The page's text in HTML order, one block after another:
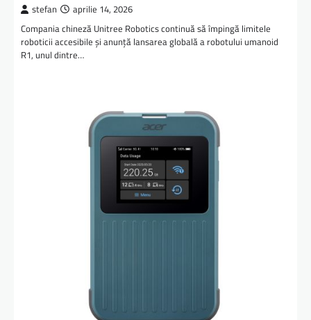
stefan aprilie 14, 2026
Compania chineză Unitree Robotics continuă să împingă limitele
roboticii accesibile și anunță lansarea globală a robotului umanoid
R1, unul dintre…